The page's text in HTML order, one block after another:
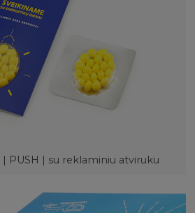
PUSH | su reklaminiu atviruku